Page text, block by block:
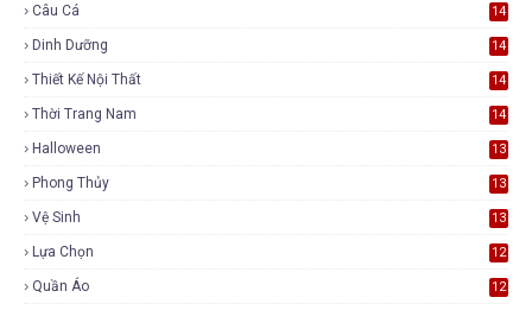
Câu Cá 14
Dinh Dưỡng 14
Thiết Kế Nội Thất 14
Thời Trang Nam 14
Halloween 13
Phong Thủy 13
Vệ Sinh 13
Lựa Chọn 12
Quần Áo 12